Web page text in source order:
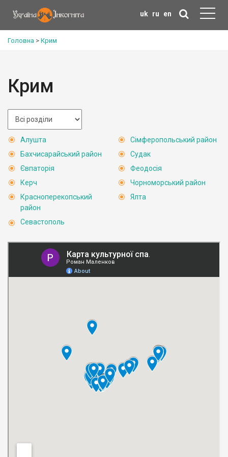
uk ru en
Головна > Крим
Крим
Алушта
Бахчисарайський район
Євпаторія
Керч
Красноперекопський
район
Севастополь
Сімферопольський район
Судак
Феодосія
Чорноморський район
Ялта